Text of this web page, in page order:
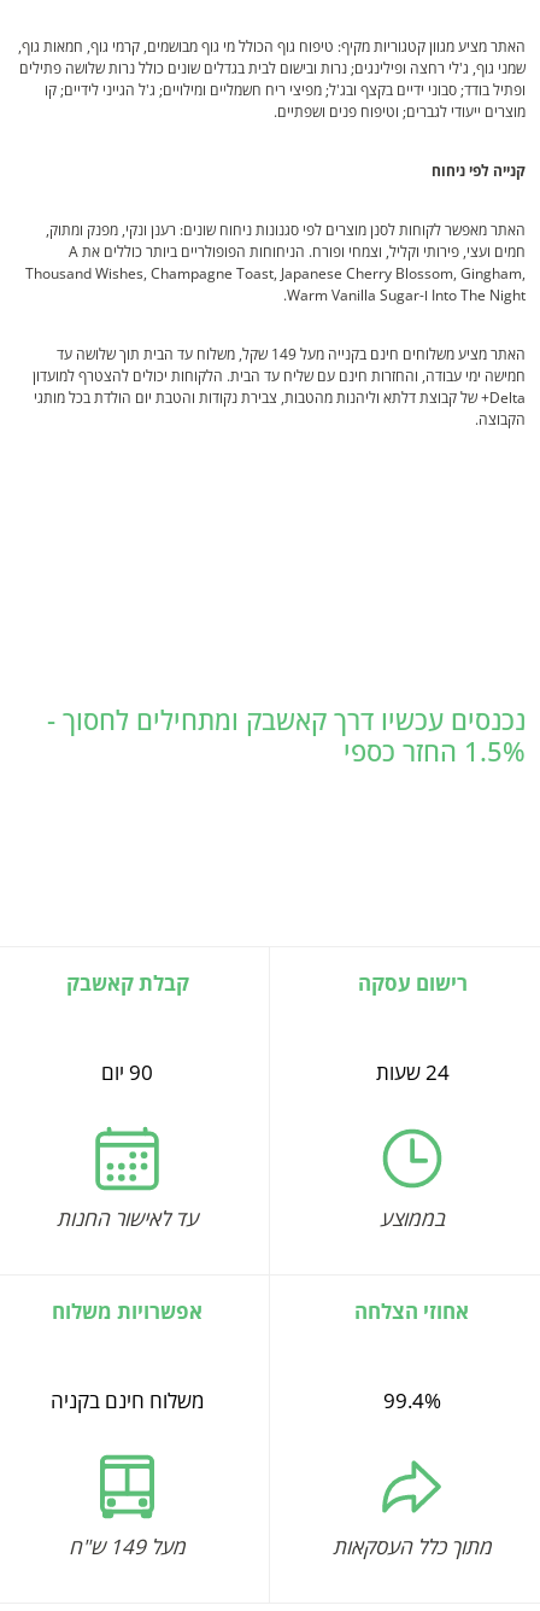
האתר מציע מגוון קטגוריות מקיף: טיפוח גוף הכולל מי גוף מבושמים, קרמי גוף, חמאות גוף,
שמני גוף, ג'לי רחצה ופילינגים; נרות ובישום לבית בגדלים שונים כולל נרות שלושה פתילים
ופתיל בודד; סבוני ידיים בקצף ובג'ל; מפיצי ריח חשמליים ומילויים; ג'ל הגייני לידיים; קו
מוצרים ייעודי לגברים; וטיפוח פנים ושפתיים.
קנייה לפי ניחוח
האתר מאפשר לקוחות לסנן מוצרים לפי סגנונות ניחוח שונים: רענן ונקי, מפנק ומתוק,
חמים ועצי, פירותי וקליל, וצמחי ופורח. הניחוחות הפופולריים ביותר כוללים את A
Thousand Wishes, Champagne Toast, Japanese Cherry Blossom, Gingham,
Into The Night ו-Warm Vanilla Sugar.
האתר מציע משלוחים חינם בקנייה מעל 149 שקל, משלוח עד הבית תוך שלושה עד
חמישה ימי עבודה, והחזרות חינם עם שליח עד הבית. הלקוחות יכולים להצטרף למועדון
Delta+ של קבוצת דלתא וליהנות מהטבות, צבירת נקודות והטבת יום הולדת בכל מותגי
הקבוצה.
נכנסים עכשיו דרך קאשבק ומתחילים לחסוך -
1.5% החזר כספי
רישום עסקה
24 שעות
בממוצע
קבלת קאשבק
90 יום
עד לאישור החנות
אחוזי הצלחה
99.4%
מתוך כלל העסקאות
אפשרויות משלוח
משלוח חינם בקניה
מעל 149 ש"ח